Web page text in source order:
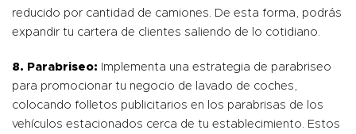
reducido por cantidad de camiones. De esta forma, podrás
expandir tu cartera de clientes saliendo de lo cotidiano.
8. Parabriseo: Implementa una estrategia de parabriseo
para promocionar tu negocio de lavado de coches,
colocando folletos publicitarios en los parabrisas de los
vehículos estacionados cerca de tu establecimiento. Estos